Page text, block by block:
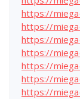
https://
https://
https://
https://
https://
https://
https://